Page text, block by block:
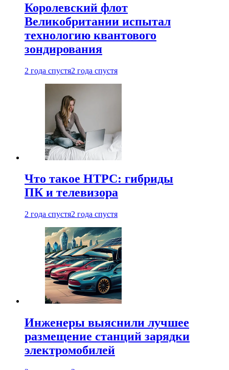
Королевский флот
Великобритании испытал
технологию квантового
зондирования
2 года спустя2 года спустя
Что такое HTPC: гибриды
ПК и телевизора
2 года спустя2 года спустя
Инженеры выяснили лучшее
размещение станций зарядки
электромобилей